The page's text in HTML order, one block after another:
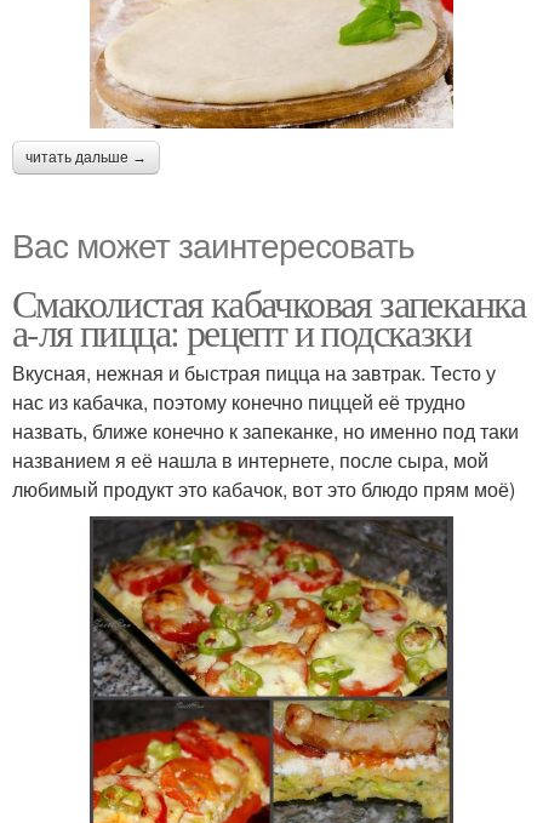
читать дальше →
Вас может заинтересовать
Смаколистая кабачковая запеканка
а-ля пицца: рецепт и подсказки
Вкусная, нежная и быстрая пицца на завтрак. Тесто у
нас из кабачка, поэтому конечно пиццей её трудно
назвать, ближе конечно к запеканке, но именно под таки
названием я её нашла в интернете, после сыра, мой
любимый продукт это кабачок, вот это блюдо прям моё)